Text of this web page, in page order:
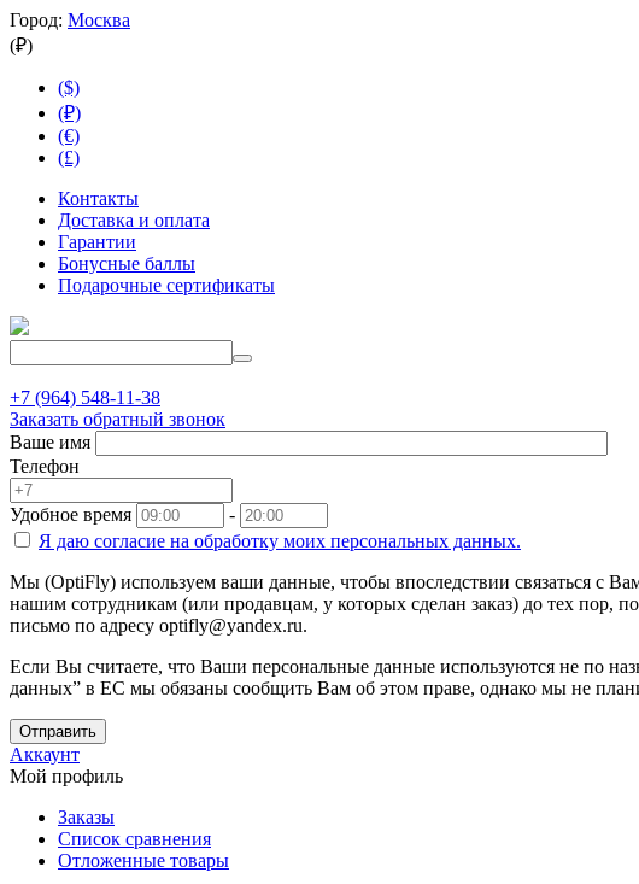
Город: Москва
(₽)
($)
(₽)
(€)
(£)
Контакты
Доставка и оплата
Гарантии
Бонусные баллы
Подарочные сертификаты
+7 (964) 548-11-38
Заказать обратный звонок
Ваше имя
Телефон
Удобное время
-
Я даю согласие на обработку моих персональных данных.
Мы (OptiFly) используем ваши данные, чтобы впоследствии связаться с
нашим сотрудникам (или продавцам, у которых сделан заказ) до тех пор,
письмо по адресу optifly@yandex.ru.
Если Вы считаете, что Ваши персональные данные используются не по
данных” в ЕС мы обязаны сообщить Вам об этом праве, однако мы не
Отправить
Аккаунт
Мой профиль
Заказы
Список сравнения
Отложенные товары